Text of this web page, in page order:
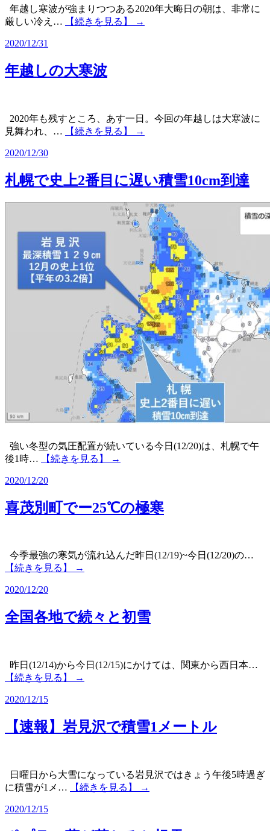
年越し寒波が強まりつつある2020年大晦日の朝は、非常に
厳しい冷え…
【続きを見る】 →
2020/12/31
年越しの大寒波
2020年も残すところ、あす一日。今回の年越しは大寒波に
見舞われ、…
【続きを見る】 →
2020/12/30
札幌で史上2番目に遅い積雪10cm到達
強い冬型の気圧配置が続いている今日(12/20)は、札幌で午
後1時…
【続きを見る】 →
2020/12/20
喜茂別町でー25℃の極寒
今季最強の寒気が流れ込んだ昨日(12/19)~今日(12/20)の…
【続きを見る】 →
2020/12/20
全国各地で続々と初雪
昨日(12/14)から今日(12/15)にかけては、関東から西日本…
【続きを見る】 →
2020/12/15
【速報】岩見沢で積雪1メートル
日曜日から大雪になっている岩見沢ではきょう午後5時過ぎ
に積雪が1メ…
【続きを見る】 →
2020/12/15